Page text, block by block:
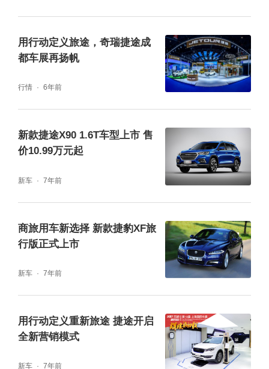
用行动定义旅途，奇瑞捷途成
都车展再扬帆
行情 6年前
新款捷途X90 1.6T车型上市 售
价10.99万元起
新车 7年前
商旅用车新选择 新款捷豹XF旅
行版正式上市
新车 7年前
用行动定义重新旅途 捷途开启
全新营销模式
新车 7年前